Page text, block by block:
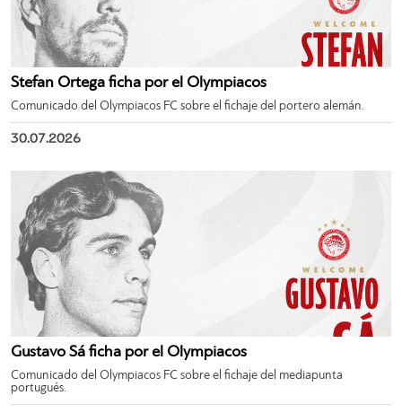
Stefan Ortega ficha por el Olympiacos
Comunicado del Olympiacos FC sobre el fichaje del portero alemán.
30.07.2026
Gustavo Sá ficha por el Olympiacos
Comunicado del Olympiacos FC sobre el fichaje del mediapunta
portugués.